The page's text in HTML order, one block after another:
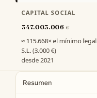
CAPITAL SOCIAL
347.003.006 €
≈ 115.668× el mínimo legal
S.L. (3.000 €)
desde 2021
Resumen